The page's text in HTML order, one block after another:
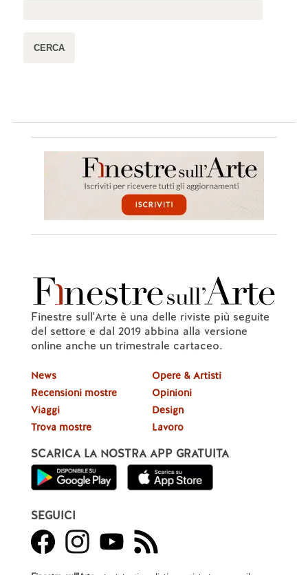
Finestre sull'Arte è una delle riviste più seguite
del settore e dal 2019 abbina alla versione
online anche un trimestrale cartaceo.
News
Recensioni mostre
Viaggi
Trova mostre
Opere & Artisti
Opinioni
Design
Lavoro
SCARICA LA NOSTRA APP GRATUITA
SEGUICI